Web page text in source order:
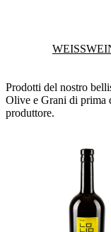
Prodotti del nostro
Olive e Grani di prima
produttore.